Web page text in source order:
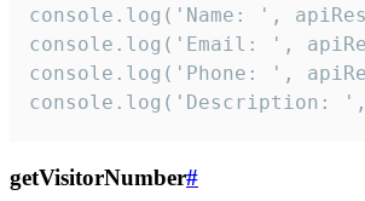
console.log('Name: ',
console.log('Email: ',
console.log('Phone: ',
console.log('Description:
getVisitorNumber#